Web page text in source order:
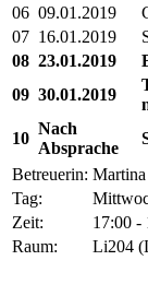
06 09.01.2019
07 16.01.2019
08 23.01.2019
09 30.01.2019
10
Nach
Absprache
Betreuerin:
Tag:
Zeit:
17:00 -
Raum:
Li204